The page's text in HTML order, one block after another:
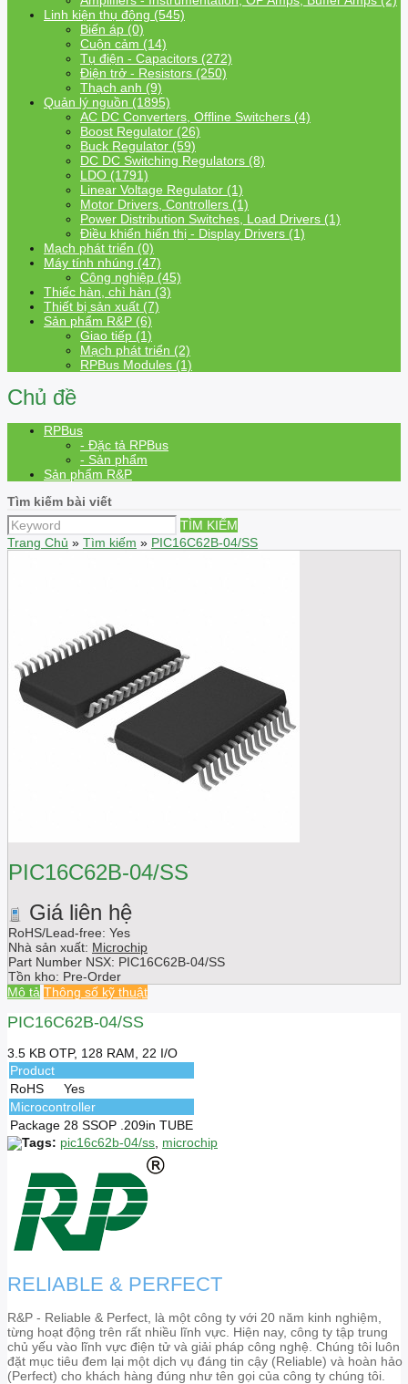
Linh kiện thụ động (545)
Biến áp (0)
Cuộn cảm (14)
Tụ điện - Capacitors (272)
Điện trở - Resistors (250)
Thạch anh (9)
Quản lý nguồn (1895)
AC DC Converters, Offline Switchers (4)
Boost Regulator (26)
Buck Regulator (59)
DC DC Switching Regulators (8)
LDO (1791)
Linear Voltage Regulator (1)
Motor Drivers, Controllers (1)
Power Distribution Switches, Load Drivers (1)
Điều khiển hiển thị - Display Drivers (1)
Mạch phát triển (0)
Máy tính nhúng (47)
Công nghiệp (45)
Thiếc hàn, chì hàn (3)
Thiết bị sản xuất (7)
Sản phẩm R&P (6)
Giao tiếp (1)
Mạch phát triển (2)
RPBus Modules (1)
Chủ đề
RPBus
- Đặc tả RPBus
- Sản phẩm
Sản phẩm R&P
Tìm kiếm bài viết
TÌM KIẾM
Trang Chủ » Tìm kiếm » PIC16C62B-04/SS
PIC16C62B-04/SS
Giá liên hệ
RoHS/Lead-free: Yes
Nhà sản xuất: Microchip
Part Number NSX: PIC16C62B-04/SS
Tồn kho: Pre-Order
Mô tả Thông số kỹ thuật
PIC16C62B-04/SS
3.5 KB OTP, 128 RAM, 22 I/O
Product
RoHS
Yes
Microcontroller
Package 28 SSOP .209in TUBE
Tags: pic16c62b-04/ss microchip
RELIABLE & PERFECT
R&P - Reliable & Perfect, là một công ty với 20 năm kinh nghiệm,
từng hoạt động trên rất nhiều lĩnh vực. Hiện nay, công ty tập trung
chủ yếu vào lĩnh vực điện tử và giải pháp công nghệ. Chúng tôi luôn
đặt mục tiêu đem lại một dịch vụ đáng tin cậy (Reliable) và hoàn hảo
(Perfect) cho khách hàng đúng như tên gọi của công ty chúng tôi.